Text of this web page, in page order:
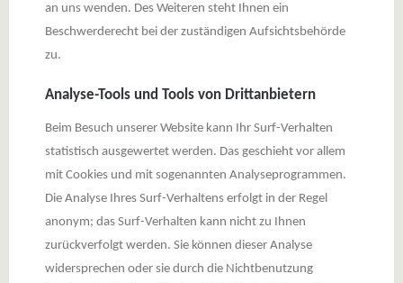
an uns wenden. Des Weiteren steht Ihnen ein
Beschwerderecht bei der zuständigen Aufsichtsbehörde
zu.
Analyse-Tools und Tools von Drittanbietern
Beim Besuch unserer Website kann Ihr Surf-Verhalten
statistisch ausgewertet werden. Das geschieht vor allem
mit Cookies und mit sogenannten Analyseprogrammen.
Die Analyse Ihres Surf-Verhaltens erfolgt in der Regel
anonym; das Surf-Verhalten kann nicht zu Ihnen
zurückverfolgt werden. Sie können dieser Analyse
widersprechen oder sie durch die Nichtbenutzung